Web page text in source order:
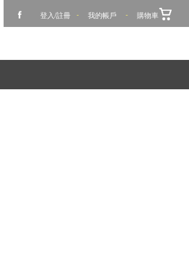
登入/註冊 - 我的帳戶 - 購物車